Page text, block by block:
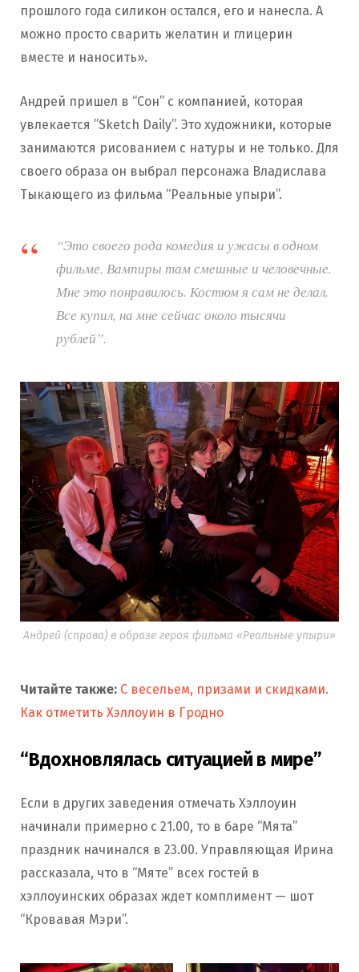
прошлого года силикон остался, его и нанесла. А
можно просто сварить желатин и глицерин
вместе и наносить».
Андрей пришел в “Сон” с компанией, которая
увлекается ”Sketch Daily”. Это художники, которые
занимаются рисованием с натуры и не только. Для
своего образа он выбрал персонажа Владислава
Тыкающего из фильма “Реальные упыри”.
“Это своего рода комедия и ужасы в одном
фильме. Вампиры там смешные и человечные.
Мне это понравилось. Костюм я сам не делал.
Все купил, на мне сейчас около тысячи
рублей”.
Андрей (справа) в образе героя фильма «Реальные упыри»
Читайте также: С весельем, призами и скидками.
Как отметить Хэллоуин в Гродно
“Вдохновлялась ситуацией в мире”
Если в других заведения отмечать Хэллоуин
начинали примерно с 21.00, то в баре “Мята”
праздник начинался в 23.00. Управляющая Ирина
рассказала, что в “Мяте” всех гостей в
хэллоуинских образах ждет комплимент — шот
“Кровавая Мэри”.